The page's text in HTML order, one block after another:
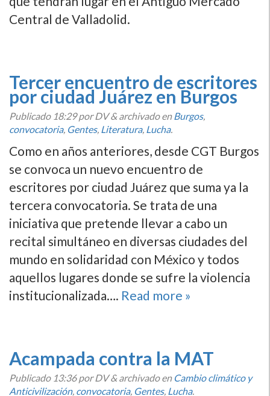
Central de Valladolid.
Tercer encuentro de escritores
por ciudad Juárez en Burgos
Publicado 18:29por DV&archivado enBurgos,
convocatoria, Gentes, Literatura, Lucha.
Como en años anteriores, desde CGT Burgos
se convoca un nuevo encuentro de
escritores por ciudad Juárez que suma ya la
tercera convocatoria. Se trata de una
iniciativa que pretende llevar a cabo un
recital simultáneo en diversas ciudades del
mundo en solidaridad con México y todos
aquellos lugares donde se sufre la violencia
institucionalizada…. Read more »
Acampada contra la MAT
Publicado 13:36por DV&archivado en Cambio climático y
Anticivilización, convocatoria, Gentes, Lucha.